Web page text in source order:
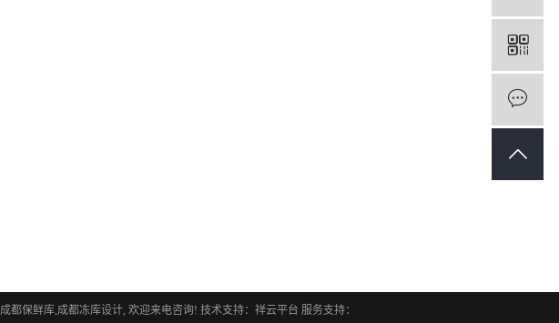
成都保鲜库,成都冻库设计, 欢迎来电咨询! 技术支持： 祥云平台 服务支持：